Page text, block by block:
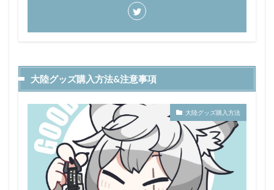
大陸グッズ購入方法&注意事項
大陸グッズ購入方法